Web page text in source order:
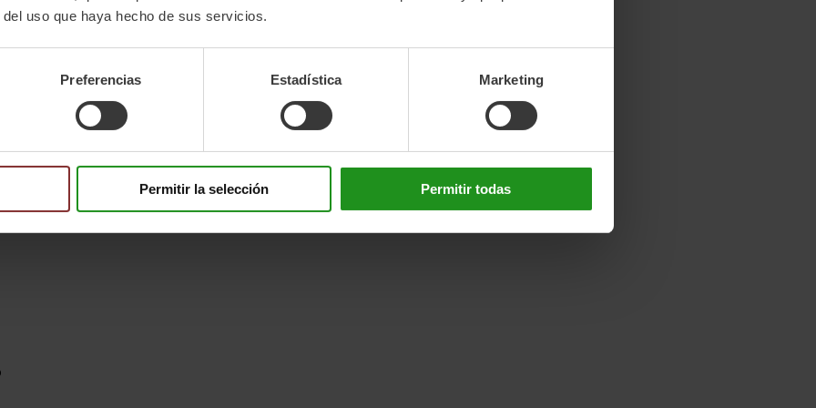
uso que haya hecho de sus servicios.
Preferencias Estadística Marketing
Permitir la selección Permitir todas
elétricas.
estão incluídas.